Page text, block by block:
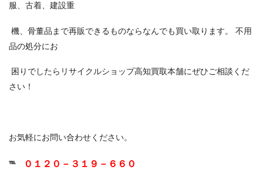
服、古着、建設重
機、骨董品まで再販できるものならなんでも買い取ります。 不用
品の処分にお
困りでしたらリサイクルショップ高知買取本舗にぜひご相談くだ
さい！
お気軽にお問い合わせください。
℡ ０１２０－３１９－６６０